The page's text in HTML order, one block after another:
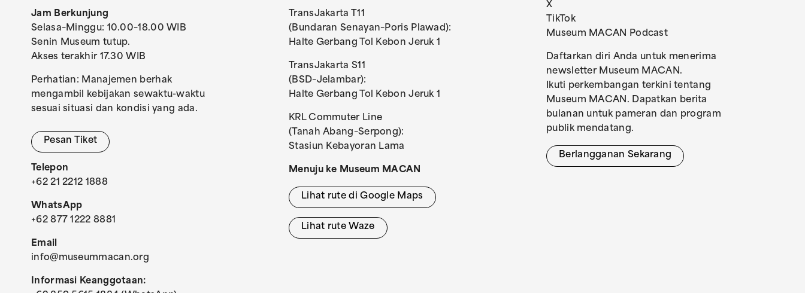
Jam Berkunjung
Selasa–Minggu: 10.00–18.00 WIB
Senin Museum tutup.
Akses terakhir 17.30 WIB
Perhatian: Manajemen berhak
mengambil kebijakan sewaktu-waktu
sesuai situasi dan kondisi yang ada.
Pesan Tiket
Telepon
+62 21 2212 1888
WhatsApp
+62 877 1222 8881
Email
info@museummacan.org
Informasi Keanggotaan:
TransJakarta T11
(Bundaran Senayan–Poris Plawad):
Halte Gerbang Tol Kebon Jeruk 1
TransJakarta S11
(BSD–Jelambar):
Halte Gerbang Tol Kebon Jeruk 1
KRL Commuter Line
(Tanah Abang–Serpong):
Stasiun Kebayoran Lama
Menuju ke Museum MACAN
Lihat rute di Google Maps
Lihat rute Waze
X
TikTok
Museum MACAN Podcast
Daftarkan diri Anda untuk menerima
newsletter Museum MACAN.
Ikuti perkembangan terkini tentang
Museum MACAN. Dapatkan berita
bulanan untuk pameran dan program
publik mendatang.
Berlangganan Sekarang